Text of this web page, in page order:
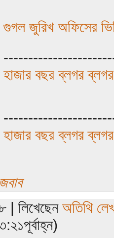
গুগল জুরিখ অফিসের
হাজার বছর ব্লগর ব্লগর
হাজার বছর ব্লগর ব্লগর
জবাব
| লিখেছেন অতিথি